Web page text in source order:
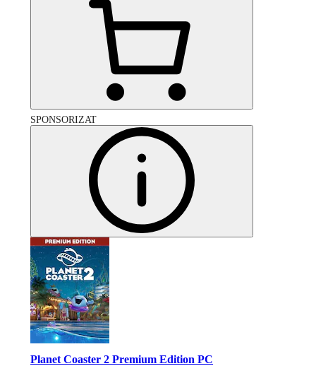
SPONSORIZAT
Planet Coaster 2 Premium Edition PC